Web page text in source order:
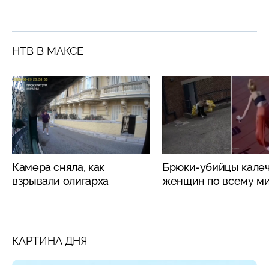
НТВ В МАКСЕ
Камера сняла, как
взрывали олигарха
Брюки-убийцы
женщин по всему
КАРТИНА ДНЯ